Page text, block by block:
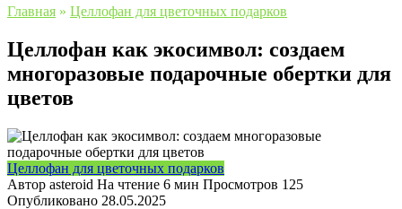
Главная » Целлофан для цветочных подарков
Целлофан как экосимвол: создаем
многоразовые подарочные обертки для
цветов
Целлофан для цветочных подарков
Автор asteroid На чтение 6 мин Просмотров 125
Опубликовано 28.05.2025